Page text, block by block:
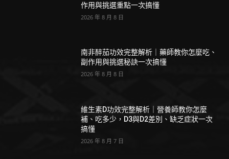
作用與挑選重點一次搞懂
2026 年 8 月 8 日
南非醉茄功效完整解析｜藥師教你怎麼吃、
副作用與挑選秘訣一次搞懂
2026 年 8 月 8 日
維生素D功效完整解析｜營養師教你怎麼
補、吃多少，D3與D2差別、缺乏症狀一次
搞懂
2026 年 8 月 7 日